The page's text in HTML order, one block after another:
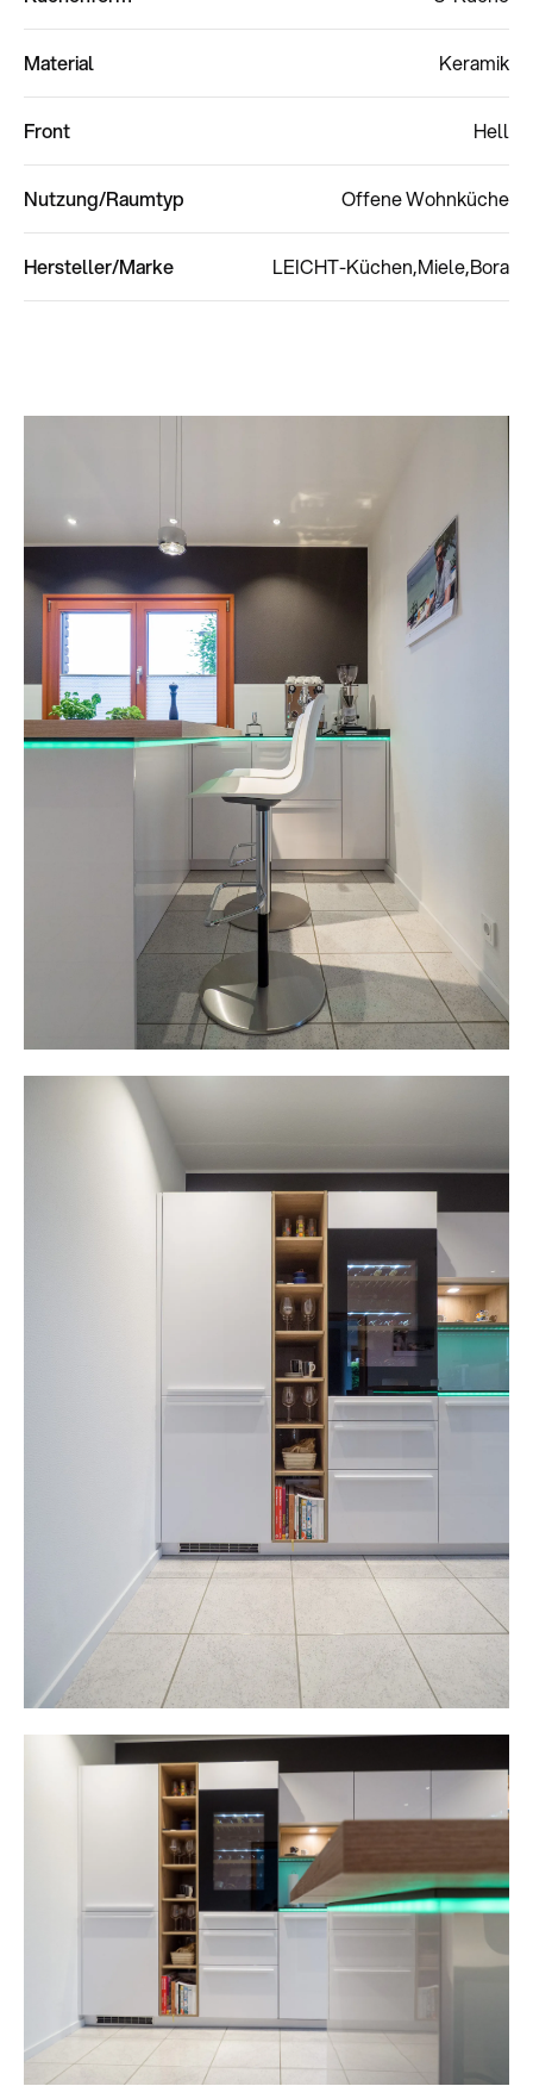
Material Keramik
Front Hell
Nutzung/Raumtyp Offene Wohnküche
Hersteller/Marke LEICHT-Küchen Miele Bora